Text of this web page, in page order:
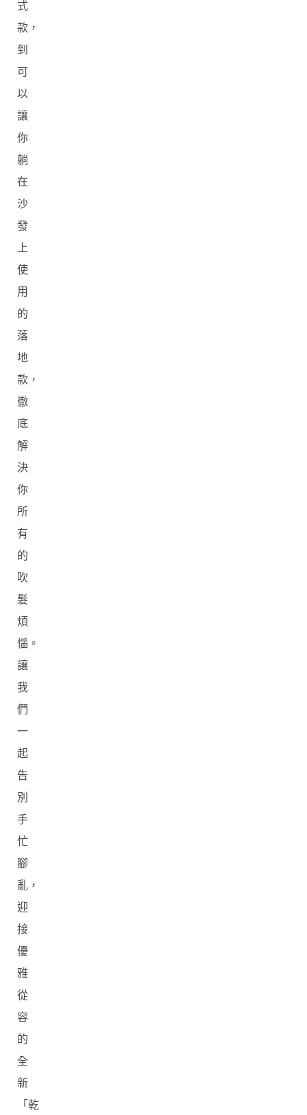
式
款，
到
可
以
讓
你
躺
在
沙
發
上
使
用
的
落
地
款，
徹
底
解
決
你
所
有
的
吹
髮
煩
惱。
讓
我
們
一
起
告
別
手
忙
腳
亂，
迎
接
優
雅
從
容
的
全
新
「乾